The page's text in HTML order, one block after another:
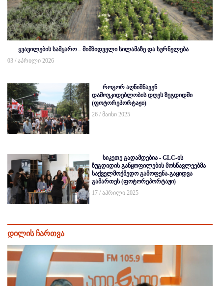
ყვავილების სამყარო – მიმზიდველი სილამაზე და სურნელება
03 / აპრილი 2026
როგორ აღნიშნავენ
დამოუკიდებლობის დღეს ზუგდიდში
(ფოტორეპორტაჟი)
26 / მაისი 2025
სიკეთე გადამდებია - GLC-ის
ზუგდიდის განყოფილების მოსწავლეებმა
საქველმოქმედო გამოფენა-გაყიდვა
გამართეს (ფოტორეპორტაჟი)
17 / აპრილი 2025
დილის ჩართვა